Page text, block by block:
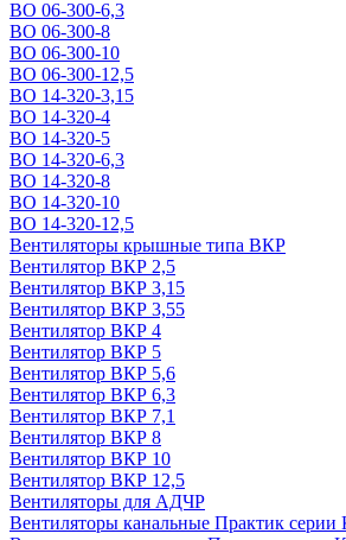
ВО 06-300-6,3
ВО 06-300-8
ВО 06-300-10
ВО 06-300-12,5
ВО 14-320-3,15
ВО 14-320-4
ВО 14-320-5
ВО 14-320-6,3
ВО 14-320-8
ВО 14-320-10
ВО 14-320-12,5
Вентиляторы крышные типа ВКР
Вентилятор ВКР 2,5
Вентилятор ВКР 3,15
Вентилятор ВКР 3,55
Вентилятор ВКР 4
Вентилятор ВКР 5
Вентилятор ВКР 5,6
Вентилятор ВКР 6,3
Вентилятор ВКР 7,1
Вентилятор ВКР 8
Вентилятор ВКР 10
Вентилятор ВКР 12,5
Вентиляторы для АДЧР
Вентиляторы канальные Практик